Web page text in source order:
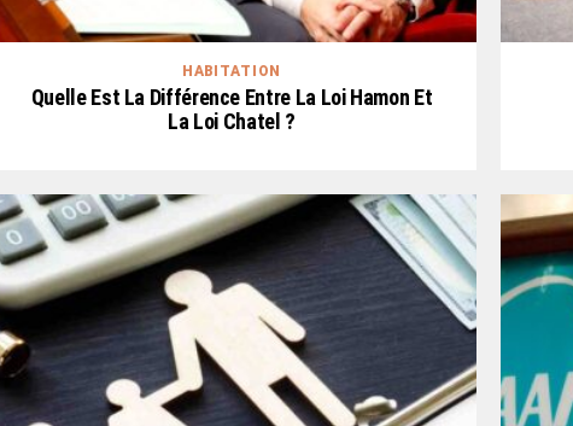
HABITATION
Quelle Est La Différence Entre La Loi Hamon Et
La Loi Chatel ?